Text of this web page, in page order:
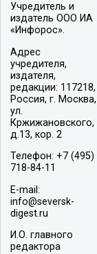
Учредитель и
издатель ООО ИА
«Инфорос».
Адрес
учредителя,
издателя,
редакции: 117218,
Россия, г. Москва,
ул.
Кржижановского,
д.13, кор. 2
Телефон: +7 (495)
718-84-11
E-mail:
info@seversk-
digest.ru
И.О. главного
редактора